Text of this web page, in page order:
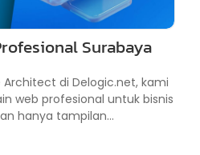
Surabaya
Architect di Delogic.net, kami
web profesional untuk bisnis
hanya tampilan...